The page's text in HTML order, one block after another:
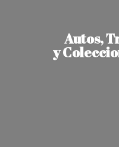
Autos,
y